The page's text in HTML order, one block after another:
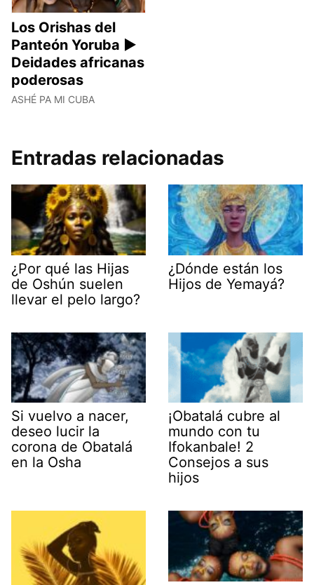
Los Orishas del
Panteón Yoruba ►
Deidades africanas
poderosas
ASHÉ PA MI CUBA
Entradas relacionadas
¿Por qué las Hijas
de Oshún suelen
llevar el pelo largo?
¿Dónde están los
Hijos de Yemayá?
Si vuelvo a nacer,
deseo lucir la
corona de Obatalá
en la Osha
¡Obatalá cubre al
mundo con tu
Ifokanbale! 2
Consejos a sus
hijos